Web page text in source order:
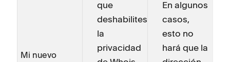
Mi nuevo
que
deshabilites
la
privacidad
En algunos
casos,
esto no
hará que la